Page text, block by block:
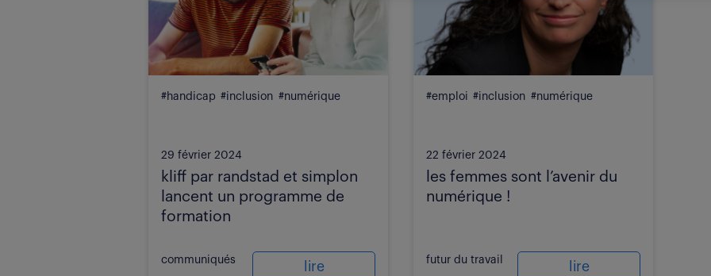
#handicap #inclusion #numérique
29 février 2024
kliff par randstad et simplon
lancent un programme de
formation
communiqués lire
#emploi #inclusion #numérique
22 février 2024
les femmes sont l’avenir du
numérique !
futur du travail lire